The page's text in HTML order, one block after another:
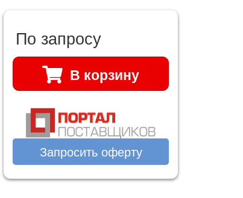
По запросу
В корзину
Запросить оферту